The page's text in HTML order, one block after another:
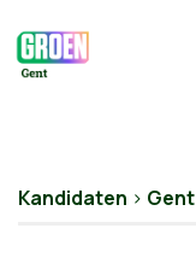
Kandidaten > Gent